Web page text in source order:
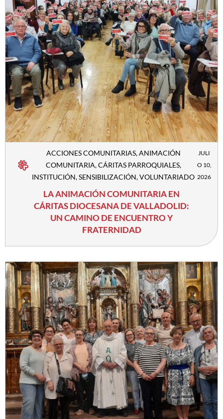
ACCIONES COMUNITARIAS,ANIMACIÓN
COMUNITARIA,CÁRITAS PARROQUIALES,
INSTITUCIÓN,SENSIBILIZACIÓN,VOLUNTARIADO
JULI
O 10,
2026
LA ANIMACIÓN COMUNITARIA EN
CÁRITAS DIOCESANA DE VALLADOLID:
UN CAMINO DE ENCUENTRO Y
FRATERNIDAD